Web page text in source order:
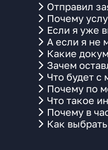
Отправил
Почему
Если я уже
А если я не
Какие
Зачем
Что будет с
Почему по
Что такое
Почему в
Как